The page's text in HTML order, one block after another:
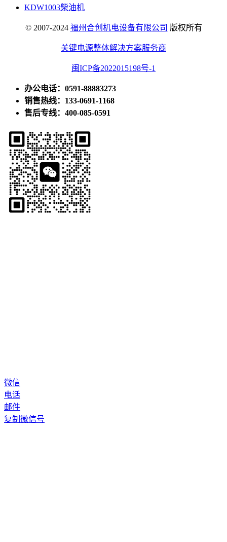
KDW1003柴油机
© 2007-2024 福州合创机电设备有限公司 版权所有
关键电源整体解决方案服务商
闽ICP备2022015198号-1
办公电话：0591-88883273
销售热线：133-0691-1168
售后专线：400-085-0591
微信
电话
邮件
复制微信号